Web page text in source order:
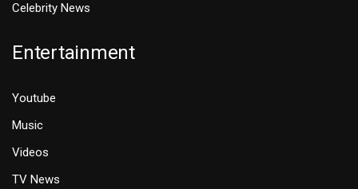
Celebrity News
Entertainment
Youtube
Music
Videos
TV News